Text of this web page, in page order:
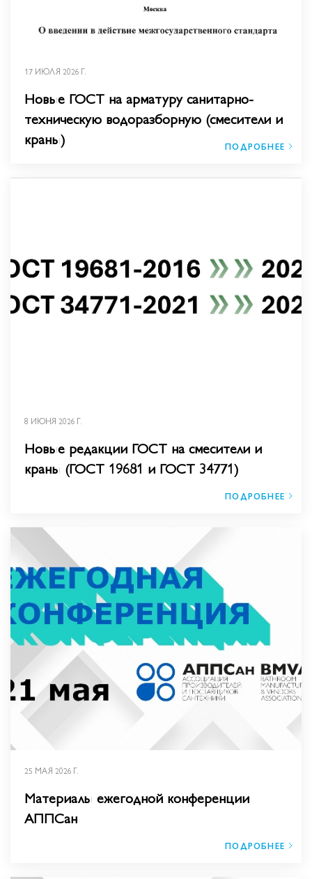
17 ИЮЛЯ 2026 Г.
Новые ГОСТ на арматуру санитарно-
техническую водоразборную (смесители и
краны)
ПОДРОБНЕЕ
8 ИЮНЯ 2026 Г.
Новые редакции ГОСТ на смесители и
краны (ГОСТ 19681 и ГОСТ 34771)
ПОДРОБНЕЕ
25 МАЯ 2026 Г.
Материалы ежегодной конференции
АППСан
ПОДРОБНЕЕ